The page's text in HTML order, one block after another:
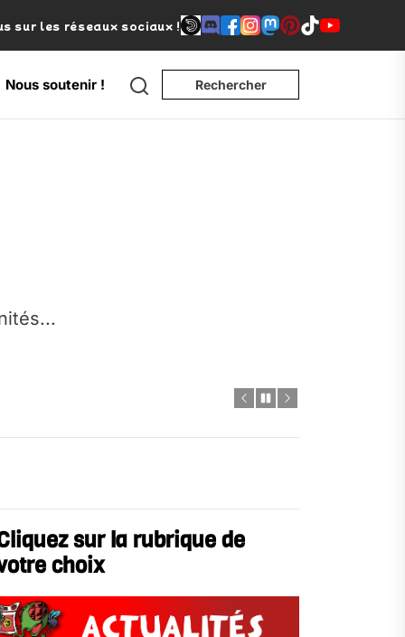
sur les réseaux sociaux !
Nous soutenir ! Search Rechercher
sur la rubrique de
choix